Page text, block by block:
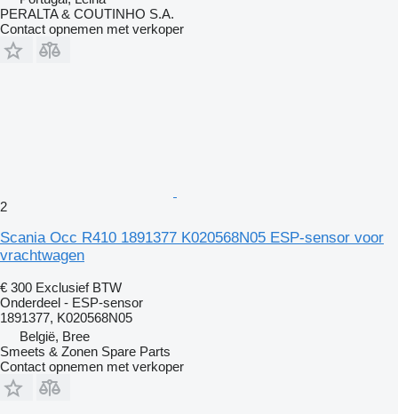
PERALTA & COUTINHO S.A.
Contact opnemen met verkoper
2
Scania Occ R410 1891377 K020568N05 ESP-sensor voor
vrachtwagen
€ 300 Exclusief BTW
Onderdeel - ESP-sensor
1891377, K020568N05
België, Bree
Smeets & Zonen Spare Parts
Contact opnemen met verkoper